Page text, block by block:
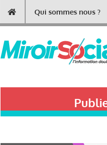
Main
navigation
Qui sommes nous ?